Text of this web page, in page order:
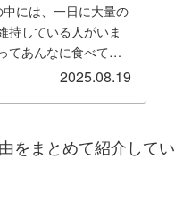
には、一日に大量の
持している人がいま
てあんなに食べて太
2025.08.19
をまとめて紹介してい